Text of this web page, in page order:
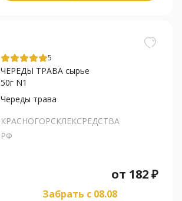
5
ЧЕРЕДЫ ТРАВА сырье
50г N1
Череды трава
КРАСНОГОРСКЛЕКСРЕДСТВА
РФ
от 182₽
Забрать c 08.08